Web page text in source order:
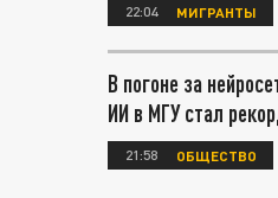
22:04 МИГРАНТЫ
В погоне за
ИИ в МГУ стал
21:58 ОБЩЕСТВО